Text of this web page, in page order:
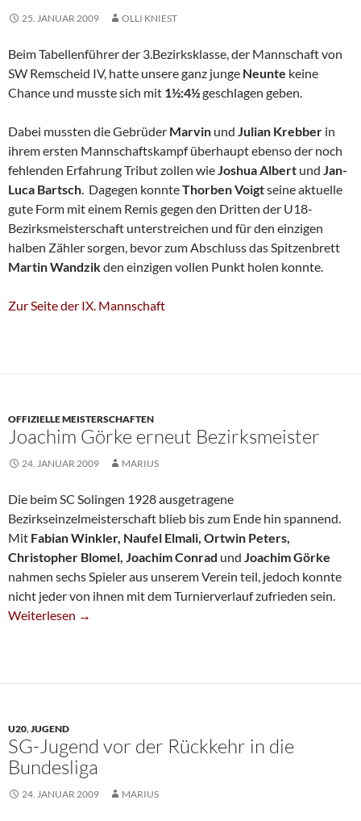
25. JANUAR 2009 OLLI KNIEST
Beim Tabellenführer der 3.Bezirksklasse, der Mannschaft von
SW Remscheid IV, hatte unsere ganz junge Neunte keine
Chance und musste sich mit 1½:4½geschlagen geben.
Dabei mussten die Gebrüder Marvin und Julian Krebber in
ihrem ersten Mannschaftskampf überhaupt ebenso der noch
fehlenden Erfahrung Tribut zollen wieJoshua Albert und Jan-
Luca Bartsch. Dagegen konnteThorben Voigtseine aktuelle
gute Form mit einem Remis gegen den Dritten der U18-
Bezirksmeisterschaft unterstreichen und für den einzigen
halben Zähler sorgen, bevor zum Abschluss das Spitzenbrett
MartinWandzikden einzigen vollen Punkt holen konnte.
Zur Seite der IX. Mannschaft
OFFIZIELLE MEISTERSCHAFTEN
Joachim Görke erneut Bezirksmeister
24. JANUAR 2009 MARIUS
Die beim SC Solingen 1928 ausgetragene
Bezirkseinzelmeisterschaft blieb bis zum Ende hin spannend.
Mit Fabian Winkler, Naufel Elmali, Ortwin Peters,
Christopher Blomel, Joachim Conrad und Joachim Görke
nahmen sechs Spieler aus unserem Verein teil, jedoch konnte
nicht jeder von ihnen mit dem Turnierverlauf zufrieden sein.
Joachim Görke Erneut Bezirksmeister
Weiterlesen →
U20,JUGEND
SG-Jugend vor der Rückkehr in die
Bundesliga
24. JANUAR 2009 MARIUS